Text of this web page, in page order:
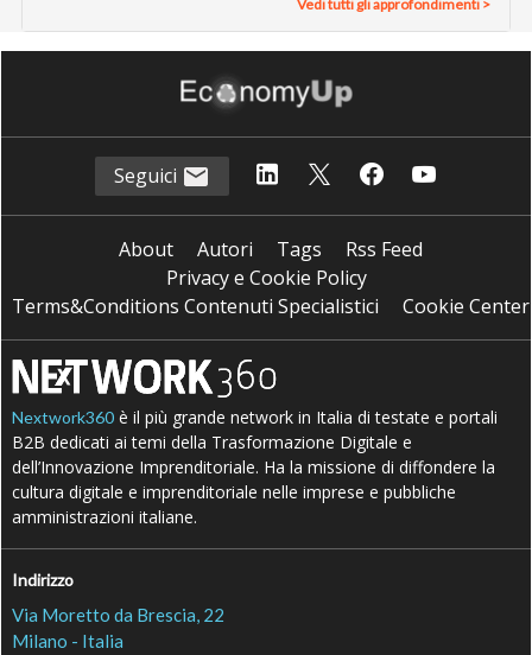
Vedi tutti gli approfondimenti >
Seguici
About Autori Tags
Rss Feed
Privacy e Cookie Policy
Terms&Conditions Contenuti Specialistici
Cookie Center
Nextwork360 è il più grande network in Italia di testate e portali
B2B dedicati ai temi della Trasformazione Digitale e
dell’Innovazione Imprenditoriale. Ha la missione di diffondere la
cultura digitale e imprenditoriale nelle imprese e pubbliche
amministrazioni italiane.
Indirizzo
Via Moretto da Brescia, 22
Milano - Italia